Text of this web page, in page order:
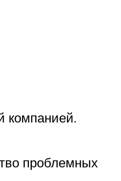
компанией.
проблемных